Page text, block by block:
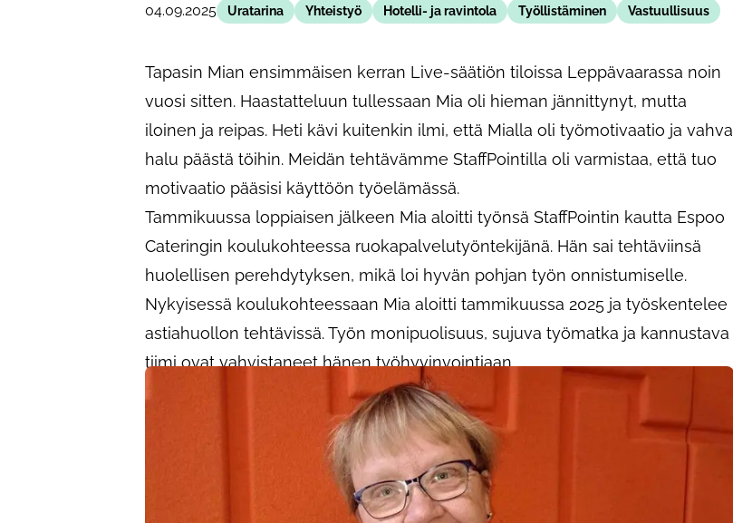
04.09.2025 Uratarina Yhteistyö Hotelli- ja ravintola Työllistäminen Vastuullisuus
Tapasin Mian ensimmäisen kerran Live-säätiön tiloissa Leppävaarassa noin
vuosi sitten. Haastatteluun tullessaan Mia oli hieman jännittynyt, mutta
iloinen ja reipas. Heti kävi kuitenkin ilmi, että Mialla oli työmotivaatio ja vahva
halu päästä töihin. Meidän tehtävämme StaffPointilla oli varmistaa, että tuo
motivaatio pääsisi käyttöön työelämässä.
Tammikuussa loppiaisen jälkeen Mia aloitti työnsä StaffPointin kautta Espoo
Cateringin koulukohteessa ruokapalvelutyöntekijänä. Hän sai tehtäviinsä
huolellisen perehdytyksen, mikä loi hyvän pohjan työn onnistumiselle.
Nykyisessä koulukohteessaan Mia aloitti tammikuussa 2025 ja työskentelee
astiahuollon tehtävissä. Työn monipuolisuus, sujuva työmatka ja kannustava
tiimi ovat vahvistaneet hänen työhyvinvointiaan.